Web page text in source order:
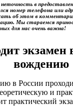
в
номер телефона или
об этом в
Мы стараемся
для нас очень важна!
вождению
в России
и
практический